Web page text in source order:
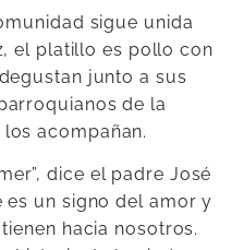
sigue unida
el platillo es pollo con
junto a sus
de la
acompañan.
dice el padre José
es un signo del amor y
hacia nosotros.